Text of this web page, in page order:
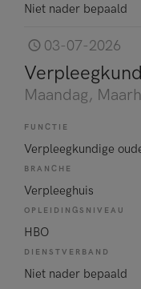
Niet nader bepaald
03-07-2026
Maandag,
FUNCTIE
Verpleegkundige
BRANCHE
Verpleeghuis
OPLEIDINGSNIVEAU
HBO
DIENSTVERBAND
Niet nader bepaald